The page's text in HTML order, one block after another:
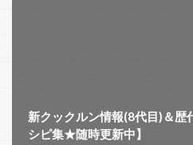
新クックルン情報(8代目)＆歴
シピ集★随時更新中】